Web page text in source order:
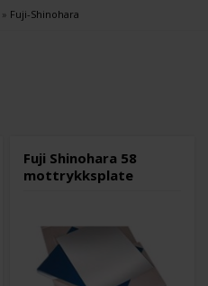
» Fuji-Shinohara
Fuji Shinohara 58
mottrykksplate